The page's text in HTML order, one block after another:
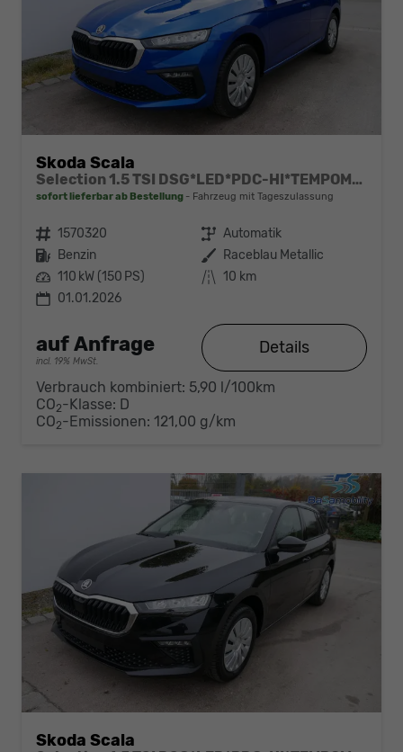
Skoda Scala
Selection 1.5 TSI DSG*LED*PDC-HI*TEMPOMAT*SMARTLINK*SHZ*KLIMA*RADIO
sofort lieferbar ab Bestellung Fahrzeug mit Tageszulassung
Fahrzeugnr. 1570320 Getriebe Automatik
Kraftstoff Benzin Außenfarbe Raceblau Metallic
Leistung 110 kW (150 PS) Kilometerstand 10 km
01.01.2026
auf Anfrage
incl. 19% MwSt.
Details
Verbrauch kombiniert: 5,90 l/100km
CO2-Klasse: D
CO2-Emissionen: 121,00 g/km
Skoda Scala